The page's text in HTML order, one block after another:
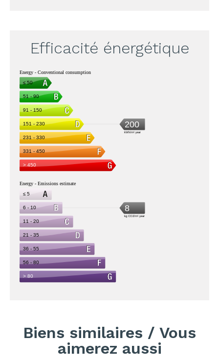
Efficacité énergétique
Biens similaires / Vous
aimerez aussi